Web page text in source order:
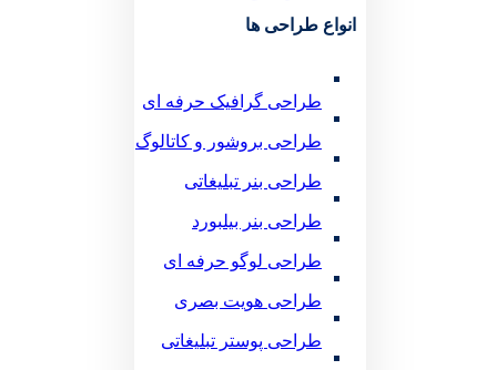
انواع طراحی ها
طراحی گرافیک حرفه ای
طراحی بروشور و کاتالوگ
طراحی بنر تبلیغاتی
طراحی بنر بیلبورد
طراحی لوگو حرفه ای
طراحی هویت بصری
طراحی پوستر تبلیغاتی